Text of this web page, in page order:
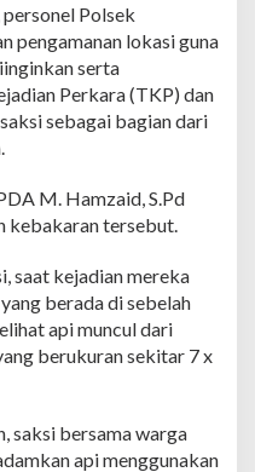
Polsek
pengamanan lokasi guna
serta
Perkara (TKP) dan
sebagai bagian dari
M. Hamzaid, S.Pd
kebakaran tersebut.
saat kejadian mereka
berada di sebelah
api muncul dari
berukuran sekitar 7 x
saksi bersama warga
api menggunakan